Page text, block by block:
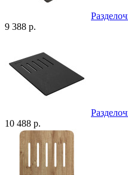
9 388 р.
10 488 р.